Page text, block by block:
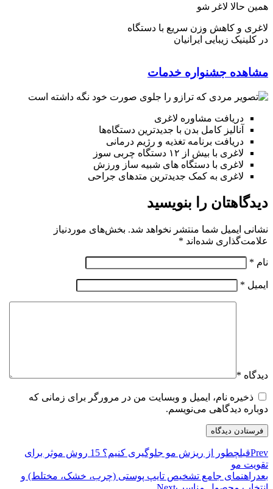
همین حالا لاغر شو
لاغری و کاهش وزن سریع با دستگاه
در کلینیک زیبایی ایرانیان
مشاهده جشنواره خدمات
دریافت مشاوره لاغری
آنالیز کامل بدن با جدیدترین دستگاه‌ها
دریافت برنامه تغذیه و رژیم درمانی
لاغری با بیش از ۱۲ دستگاه چربی سوز
لاغری با دستگاه های شبیه ساز ورزش
لاغری به کمک جدیدترین متدهای جراحی
دیدگاهتان را بنویسید
نشانی ایمیل شما منتشر نخواهد شد. بخش‌های موردنیاز
علامت‌گذاری شده‌اند *
نام *
ایمیل *
دیدگاه *
ذخیره نام، ایمیل و وبسایت من در مرورگر برای زمانی که
دوباره دیدگاهی می‌نویسم.
Prevقبل
چطور از ریزش مو جلوگیری کنیم؟ 15 روش موثر برای
تقویت مو
بعدراهنمای جامع تشخیص تایپ پوستی (چرب، خشک، مختلط) و